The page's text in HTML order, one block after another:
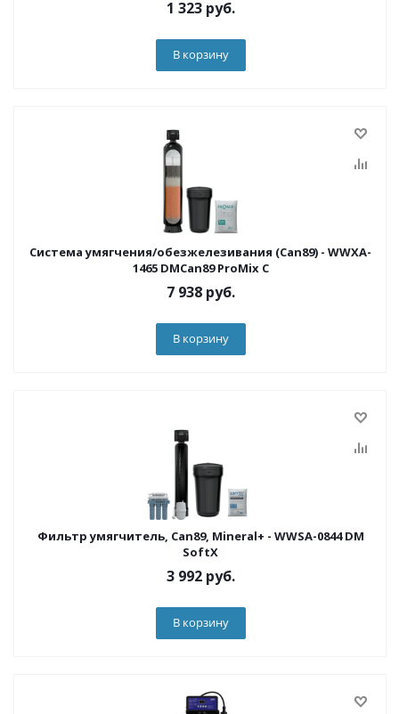
1 323руб.
В корзину
Система умягчения/обезжелезивания (Can89) - WWXA-
1465 DMCan89 ProMix C
7 938руб.
В корзину
Фильтр умягчитель, Can89, Mineral+ - WWSA-0844 DM
SoftX
3 992руб.
В корзину